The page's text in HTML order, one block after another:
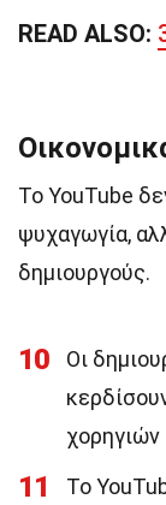
READ ALSO:
Το YouTube
ψυχαγωγία,
δημιουργούς.
10
Οι
11
Το